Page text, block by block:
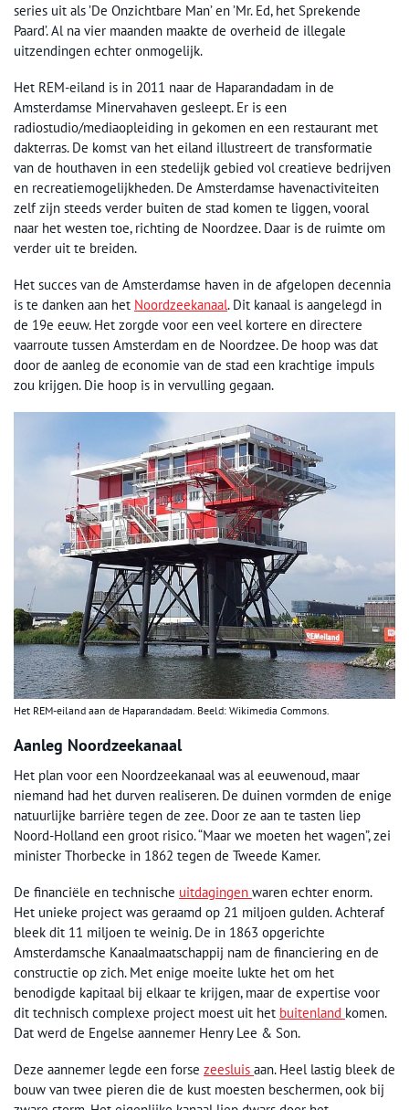
series uit als ’De Onzichtbare Man’ en ’Mr. Ed, het Sprekende
Paard’. Al na vier maanden maakte de overheid de illegale
uitzendingen echter onmogelijk.
Het REM-eiland is in 2011 naar de Haparandadam in de
Amsterdamse Minervahaven gesleept. Er is een
radiostudio/mediaopleiding in gekomen en een restaurant met
dakterras. De komst van het eiland illustreert de transformatie
van de houthaven in een stedelijk gebied vol creatieve bedrijven
en recreatiemogelijkheden. De Amsterdamse havenactiviteiten
zelf zijn steeds verder buiten de stad komen te liggen, vooral
naar het westen toe, richting de Noordzee. Daar is de ruimte om
verder uit te breiden.
Het succes van de Amsterdamse haven in de afgelopen decennia
is te danken aan het Noordzeekanaal. Dit kanaal is aangelegd in
de 19e eeuw. Het zorgde voor een veel kortere en directere
vaarroute tussen Amsterdam en de Noordzee. De hoop was dat
door de aanleg de economie van de stad een krachtige impuls
zou krijgen. Die hoop is in vervulling gegaan.
Het REM-eiland aan de Haparandadam. Beeld: Wikimedia Commons.
Aanleg Noordzeekanaal
Het plan voor een Noordzeekanaal was al eeuwenoud, maar
niemand had het durven realiseren. De duinen vormden de enige
natuurlijke barrière tegen de zee. Door ze aan te tasten liep
Noord-Holland een groot risico. “Maar we moeten het wagen”, zei
minister Thorbecke in 1862 tegen de Tweede Kamer.
De financiële en technische uitdagingen waren echter enorm.
Het unieke project was geraamd op 21 miljoen gulden. Achteraf
bleek dit 11 miljoen te weinig. De in 1863 opgerichte
Amsterdamsche Kanaalmaatschappij nam de financiering en de
constructie op zich. Met enige moeite lukte het om het
benodigde kapitaal bij elkaar te krijgen, maar de expertise voor
dit technisch complexe project moest uit het buitenland komen.
Dat werd de Engelse aannemer Henry Lee & Son.
Deze aannemer legde een forse zeesluis aan. Heel lastig bleek de
bouw van twee pieren die de kust moesten beschermen, ook bij